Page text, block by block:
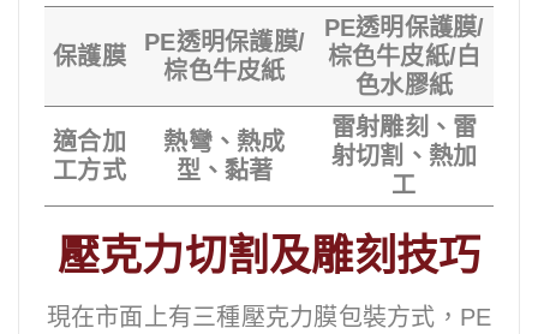
保護膜
PE透明保護膜/
棕色牛皮紙
PE透明保護膜/
棕色牛皮紙/白
色水膠紙
適合加
工方式
熱彎、熱成
型、黏著
雷射雕刻、雷
射切割、熱加
工
壓克力切割及雕刻技巧
現在市面上有三種壓克力膜包裝方式，PE